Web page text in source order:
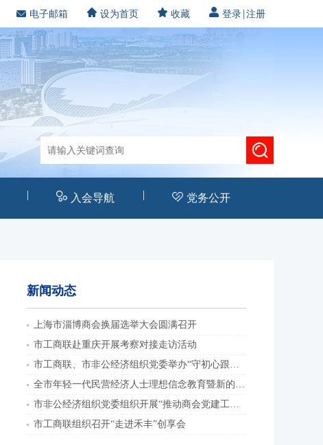
电子邮箱 设为首页 收藏 登录 | 注册
| 入会导航 | 党务公开
新闻动态
上海市淄博商会换届选举大会圆满召开
市工商联赴重庆开展考察对接走访活动
市工商联、市非公经济组织党委举办“守初心跟党走 践使命启新程”演讲比赛
全市年轻一代民营经济人士理想信念教育暨新的社会阶层人士联谊组织骨干培训班举办
市非公经济组织党委组织开展“推动商会党建工作提质增效”主题党日活动
市工商联组织召开“走进禾丰”创享会